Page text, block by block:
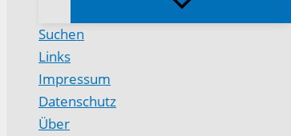
Suchen
Links
Impressum
Datenschutz
Über